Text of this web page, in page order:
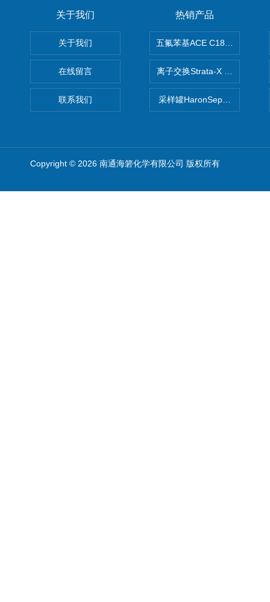
关于我们
关于我们
在线留言
联系我们
热销产品
五氟苯基ACE C18-PFP色谱柱
离子交换Strata-X SPE聚合物
采样罐HaronSep国产苏玛罐
Copyright © 2026 南通海箬化学有限公司 版权所有